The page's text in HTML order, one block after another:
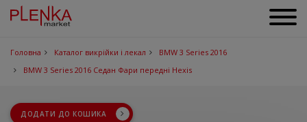
Головна Каталог викрійки і лекал
BMW 3 Series 2016
BMW 3 Series 2016 Седан Фари передні Hexis
ДОДАТИ ДО КОШИКА